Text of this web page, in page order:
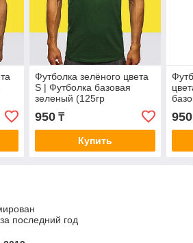
Футболка зелёного цвета
S | Футболка базовая
зеленый (125гр
плотности) | Футболка
хлопок
950₸
Купить
950
последний год